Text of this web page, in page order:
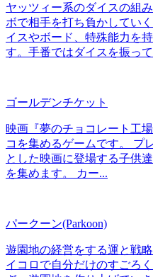
ヤッツィー系のダイスの組
ボで相手を打ち負かしてい
イスやボード、特殊能力を
す。手番ではダイスを振っ
ゴールデンチケット
映画『夢のチョコレート工
コを集めるゲームです。 プ
とした映画に登場する子供
を集めます。 カー...
パークーン(Parkoon)
遊園地の経営をする運と戦
イコロで自分だけのすごろ